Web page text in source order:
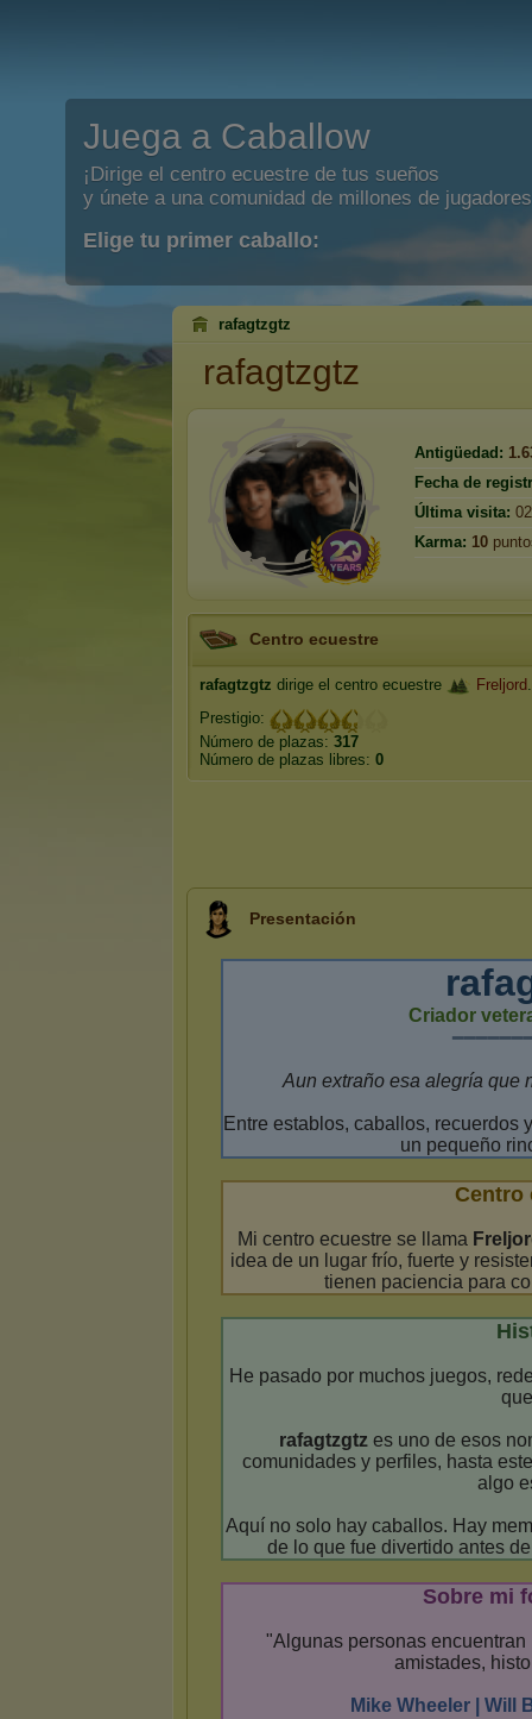
Juega a Caballow
¡Dirige el centro ecuestre de tus sueños
y únete a una comunidad de millones de
Elige tu primer caballo:
rafagtzgtz
rafagtzgtz
Antigüedad:
Fecha de
Última visita:
Karma: 10
Centro ecuestre
rafagtzgtz dirige el centro ecuestre Freljord.
Prestigio:
Número de plazas: 317
Número de plazas libres: 0
Presentación